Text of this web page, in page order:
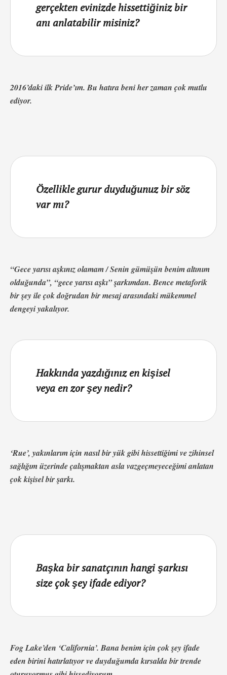
gerçekten evinizde hissettiğiniz bir
anı anlatabilir misiniz?
2016’daki ilk Pride’ım. Bu hatıra beni her zaman çok mutlu
ediyor.
Özellikle gurur duyduğunuz bir söz
var mı?
“Gece yarısı aşkınız olamam / Senin gümüşün benim altınım
olduğunda”, “gece yarısı aşkı” şarkımdan. Bence metaforik
bir şey ile çok doğrudan bir mesaj arasındaki mükemmel
dengeyi yakalıyor.
Hakkında yazdığınız en kişisel
veya en zor şey nedir?
‘Rue’, yakınlarım için nasıl bir yük gibi hissettiğimi ve zihinsel
sağlığım üzerinde çalışmaktan asla vazgeçmeyeceğimi anlatan
çok kişisel bir şarkı.
Başka bir sanatçının hangi şarkısı
size çok şey ifade ediyor?
Fog Lake’den ‘California’. Bana benim için çok şey ifade
eden birini hatırlatıyor ve duyduğumda kırsalda bir trende